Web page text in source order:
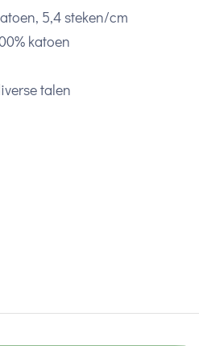
5,4 steken/cm
katoen
talen